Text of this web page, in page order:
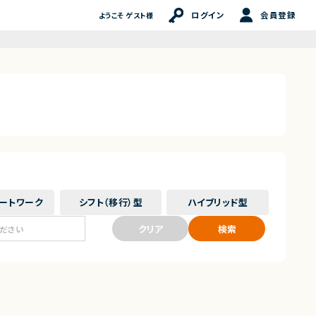
ようこそ ゲスト様 ログイン 会員登録
トワーク シフト（移行） 型 ハイブリッド型
クリア
検索